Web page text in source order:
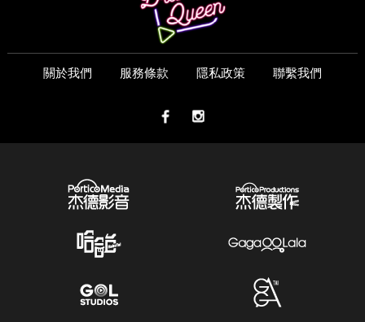
關於我們 服務條款 隱私政策 聯繫我們